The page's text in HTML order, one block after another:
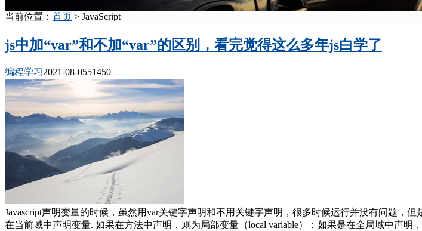
当前位置： 首页 > JavaScript
js中加“var”和不加“var”的区别，看完觉得这么多年js白学了
编程学习2021-08-0551450
Javascript声明变量的时候，虽然用var关键字声明和不用关键字声明，很多时候运行并没有问题，
在当前域中声明变量. 如果在方法中声明，则为局部变量（local variable）；如果是在全局域中声